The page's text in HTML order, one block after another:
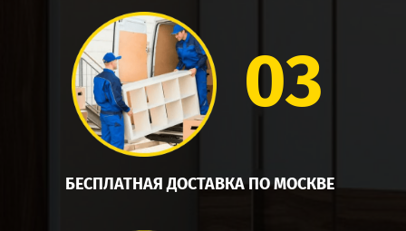
БЕСПЛАТНАЯ ДОСТАВКА ПО МОСКВЕ
03